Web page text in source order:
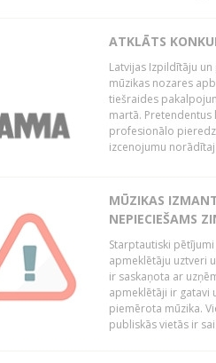
ATKLĀTS
Latvijas Izpildītāju
mūzikas nozares
tiešraides
martā. Pretendentus
profesionālo
izcenojumu
MŪZIKAS
NEPIECIEŠAMS
Starptautiski
apmeklētāju uztveri
ir saskaņota ar
apmeklētāji ir gatavi
piemērota mūzika.
publiskās vietās ir